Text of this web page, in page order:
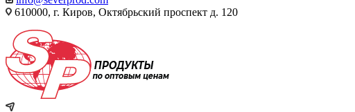
610000, г. Киров, Октябрьский проспект д. 120